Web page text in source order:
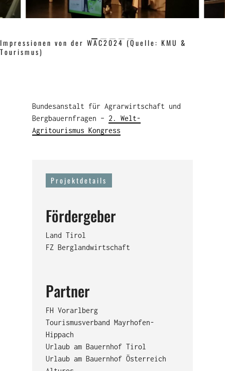
Impressionen von der WAC2024 (Quelle: KMU &
Tourismus)
Bundesanstalt für Agrarwirtschaft und
Bergbauernfragen – 2. Welt-
Agritourismus Kongress
Projektdetails
Fördergeber
Land Tirol
FZ Berglandwirtschaft
Partner
FH Vorarlberg
Tourismusverband Mayrhofen-
Hippach
Urlaub am Bauernhof Tirol
Urlaub am Bauernhof Österreich